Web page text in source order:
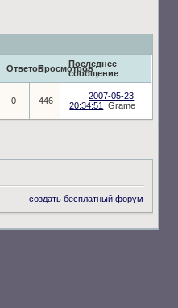
ОтветовПросмотровПоследнее
сообщение
0 446
2007-05-23
20:34:51
Grame
создать бесплатный форум